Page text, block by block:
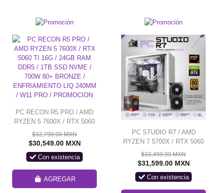
PC RECON R5 PRO / AMD
RYZEN 5 7600X / RTX 5060
TI 16G / 24GB RAM DDR5 /
1TB SSD NVME / 700W 80+
LIQ 240MM / W11 PRO /
PROMOCION
$32,799.00 MXN
$30,549.00 MXN
Con existencia
AGREGAR
PC STUDIO R7 / AMD
RYZEN 7 5700X / RTX 5060
TI 16G / 32GB RAM / 1TB
SSD NVME /
/ FUENTE 850W 80+ GOLD /
B550M WIFI Y BT/ W11 PRO
$33,499.00 MXN
$31,599.00 MXN
Con existencia